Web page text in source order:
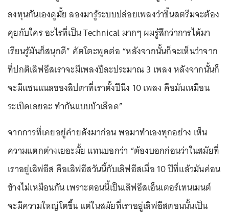
ลงทุนกันเองดูมั้ย ลองมารู้ระบบปล่อยเพลงว่าขึ้นสตรีมจะต้อง
คุยกับใคร อะไรที่เป็น Technical มากๆ ผมรู้สึกว่าการได้มา
เรียนรู้มันก็สนุกดี” คัตโตะพูดต่อ “หลังจากนั้นก็จะเห็นว่าจาก
ที่ปกติเลิฟอีสเราจะมีเพลงปีละประมาณ 3 เพลง หลังจากนั้นก็
จะมีแชนแนลของลิปตาที่เราตั้งปีนึง 10 เพลง คือมันเหมือน
ระเบิดเลยอะ ทำกันแบบบ้าเลือด”
จากการที่เคยอยู่ค่ายดังมาก่อน พอมาทำเองทุกอย่าง เห็น
ความแตกต่างเยอะมั้ย แทนบอกว่า “ต้องบอกก่อนว่าในสมัยที่
เราอยู่เลิฟอีส คือเลิฟอีสวันนี้กับเลิฟอีสเมื่อ 10 ปีที่แล้วมันค่อน
ข้างไม่เหมือนกัน เพราะตอนนี้เป็นเลิฟอีสเอ็นเตอร์เทนเมนต์
จะมีความใหญ่โตขึ้น แต่ในสมัยที่เราอยู่เลิฟอีสตอนนั้นเป็น